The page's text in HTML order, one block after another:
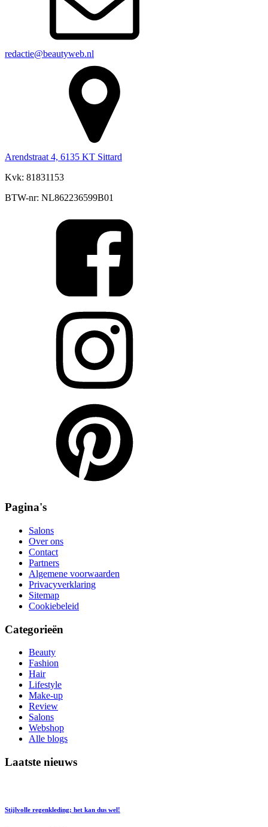
redactie@beautyweb.nl
Arendstraat 4, 6135 KT Sittard
Kvk: 81831153
BTW-nr: NL862236599B01
Pagina's
Salons
Over ons
Contact
Partners
Algemene voorwaarden
Privacyverklaring
Sitemap
Cookiebeleid
Categorieën
Beauty
Fashion
Hair
Lifestyle
Make-up
Review
Salons
Webshop
Alle blogs
Laatste nieuws
Stijlvolle regenkleding; het kan dus wel!